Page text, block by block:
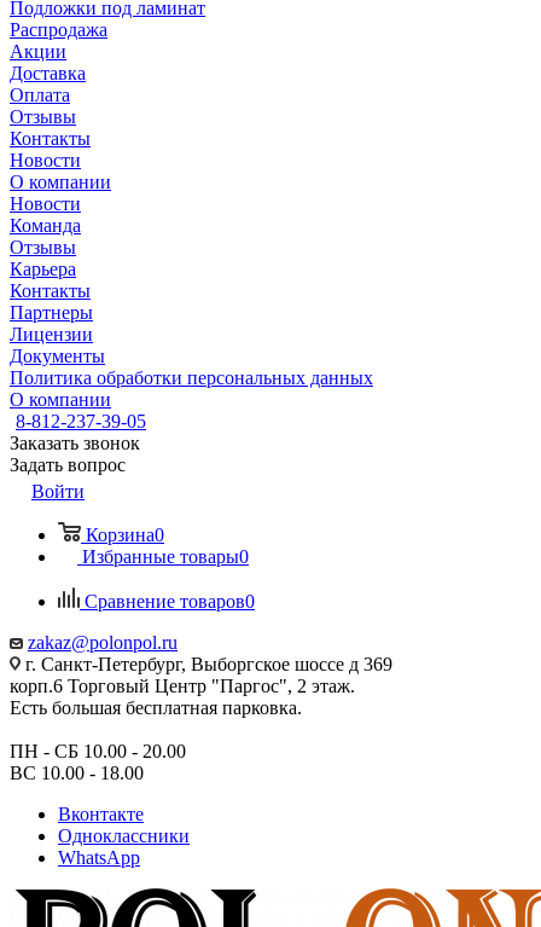
Подложки под ламинат
Распродажа
Акции
Доставка
Оплата
Отзывы
Контакты
Новости
О компании
Новости
Команда
Отзывы
Карьера
Контакты
Партнеры
Лицензии
Документы
Политика обработки персональных данных
О компании
8-812-237-39-05
Заказать звонок
Задать вопрос
Войти
Корзина0
Избранные товары0
Сравнение товаров0
zakaz@polonpol.ru
г. Санкт-Петербург, Выборгское шоссе д 369
корп.6 Торговый Центр "Паргос", 2 этаж.
Есть большая бесплатная парковка.
ПН - СБ 10.00 - 20.00
ВС 10.00 - 18.00
Вконтакте
Одноклассники
WhatsApp